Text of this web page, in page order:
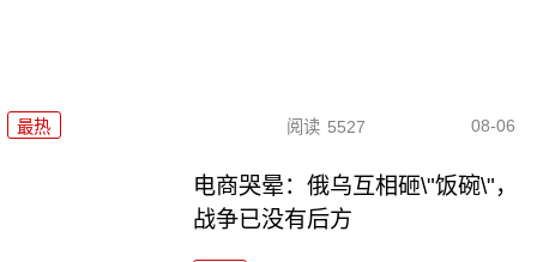
最热 阅读 5527 08-06
电商哭晕：俄乌互相砸\"饭碗\"，
战争已没有后方